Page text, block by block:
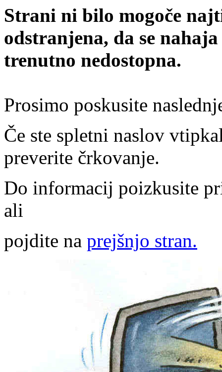
Strani ni bilo mogoče
odstranjena, da se
trenutno nedostopna.
Prosimo poskusite
Če ste spletni naslov
preverite črkovanje.
Do informacij poizkusite
ali
pojdite na prejšnjo stran.